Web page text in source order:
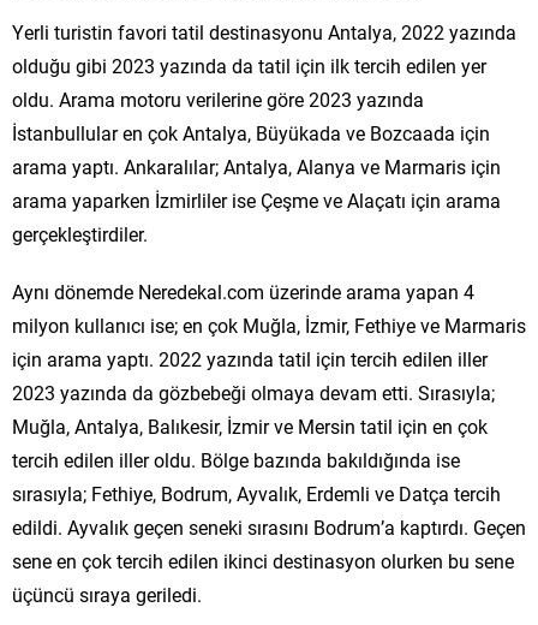
Yerli turistin favori tatil destinasyonu Antalya, 2022 yazında
olduğu gibi 2023 yazında da tatil için ilk tercih edilen yer
oldu. Arama motoru verilerine göre 2023 yazında
İstanbullular en çok Antalya, Büyükada ve Bozcaada için
arama yaptı. Ankaralılar; Antalya, Alanya ve Marmaris için
arama yaparken İzmirliler ise Çeşme ve Alaçatı için arama
gerçekleştirdiler.
Aynı dönemde Neredekal.com üzerinde arama yapan 4
milyon kullanıcı ise; en çok Muğla, İzmir, Fethiye ve Marmaris
için arama yaptı. 2022 yazında tatil için tercih edilen iller
2023 yazında da gözbebeği olmaya devam etti. Sırasıyla;
Muğla, Antalya, Balıkesir, İzmir ve Mersin tatil için en çok
tercih edilen iller oldu. Bölge bazında bakıldığında ise
sırasıyla; Fethiye, Bodrum, Ayvalık, Erdemli ve Datça tercih
edildi. Ayvalık geçen seneki sırasını Bodrum’a kaptırdı. Geçen
sene en çok tercih edilen ikinci destinasyon olurken bu sene
üçüncü sıraya geriledi.